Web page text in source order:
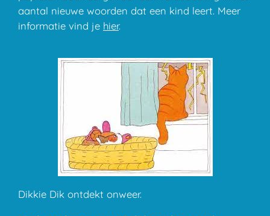
aantal nieuwe woorden dat een kind leert. Meer
informatie vind je hier.
Dikkie Dik ontdekt onweer.